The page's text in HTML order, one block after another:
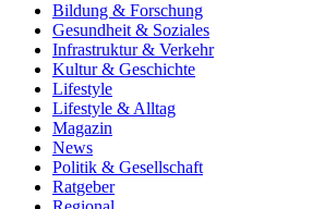
Bildung & Forschung
Gesundheit & Soziales
Infrastruktur & Verkehr
Kultur & Geschichte
Lifestyle
Lifestyle & Alltag
Magazin
News
Politik & Gesellschaft
Ratgeber